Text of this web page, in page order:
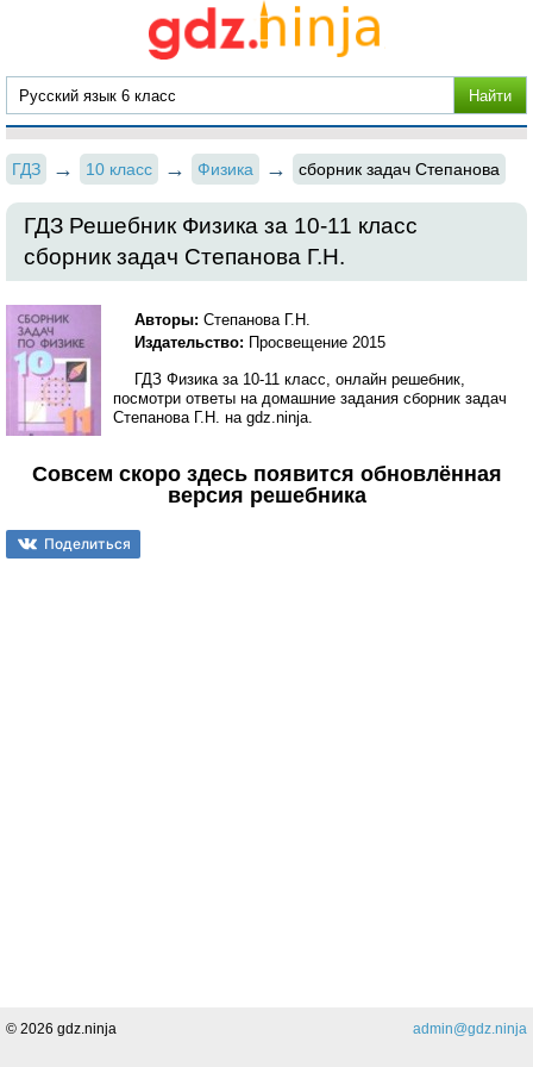
ГДЗ 10 класс Физика сборник задач Степанова
ГДЗ Решебник Физика за 10‐11 класс
сборник задач Степанова Г.Н.
Авторы: Степанова Г.Н.
Издательство: Просвещение 2015
ГДЗ Физика за 10‐11 класс, онлайн решебник,
посмотри ответы на домашние задания сборник задач
Степанова Г.Н. на gdz.ninja.
Совсем скоро здесь появится обновлённая
версия решебника
Поделиться
© 2026 gdz.ninja admin@gdz.ninja